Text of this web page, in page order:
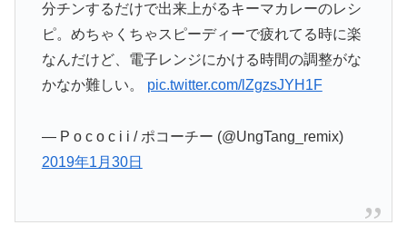
分チンするだけで出来上がるキーマカレーのレシ
ピ。めちゃくちゃスピーディーで疲れてる時に楽
なんだけど、電子レンジにかける時間の調整がな
かなか難しい。 pic.twitter.com/lZgzsJYH1F
— P o c o c i i / ポコーチー (@UngTang_remix)
2019年1月30日